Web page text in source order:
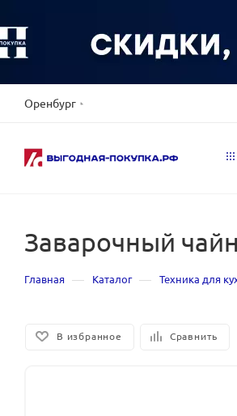
Оренбург
Заварочный
Главная — Каталог — Техника для
В избранное Сравнить